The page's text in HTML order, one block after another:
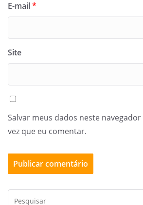
E-mail*
Site
Salvar meus dados neste
vez que eu comentar.